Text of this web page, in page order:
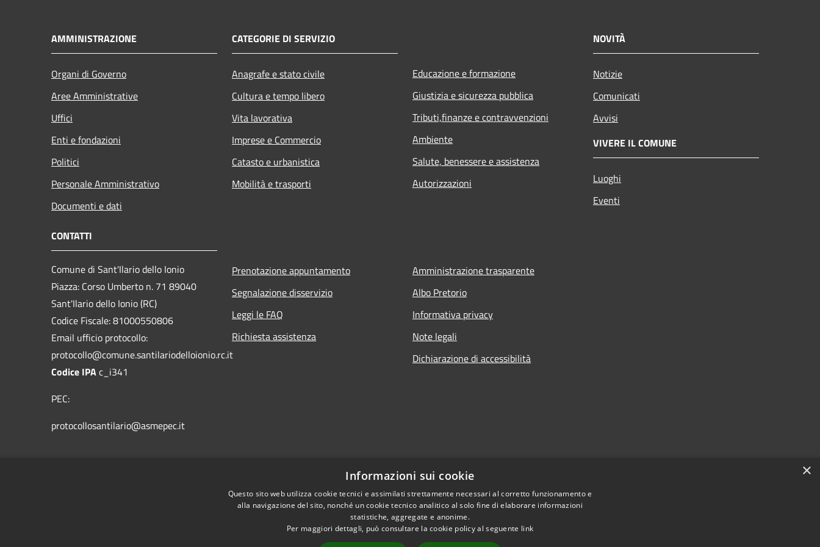
AMMINISTRAZIONE
Organi di Governo
Aree Amministrative
Uffici
Enti e fondazioni
Politici
Personale Amministrativo
Documenti e dati
CATEGORIE DI SERVIZIO
Anagrafe e stato civile
Cultura e tempo libero
Vita lavorativa
Imprese e Commercio
Catasto e urbanistica
Mobilità e trasporti
Educazione e formazione
Giustizia e sicurezza pubblica
Tributi,finanze e contravvenzioni
Ambiente
Salute, benessere e assistenza
Autorizzazioni
NOVITÀ
Notizie
Comunicati
Avvisi
VIVERE IL COMUNE
Luoghi
Eventi
CONTATTI
Comune di Sant'Ilario dello Ionio
Piazza: Corso Umberto n. 71 89040
Sant'Ilario dello Ionio (RC)
Codice Fiscale: 81000550806
Email ufficio protocollo:
protocollo@comune.santilariodelloionio.rc.it
Codice IPAc_i341
PEC:
protocollosantilario@asmepec.it
Prenotazione appuntamento
Segnalazione disservizio
Leggi le FAQ
Richiesta assistenza
Amministrazione trasparente
Albo Pretorio
Informativa privacy
Note legali
Dichiarazione di accessibilità
×
Informazioni sui cookie
Questo sito web utilizza cookie tecnici e assimilati strettamente necessari al corretto funzionamento e
alla navigazione del sito, nonché un cookie tecnico analitico al solo fine di elaborare informazioni
statistiche, aggregate e anonime.
Per maggiori dettagli, può consultare la cookie policy al seguente link